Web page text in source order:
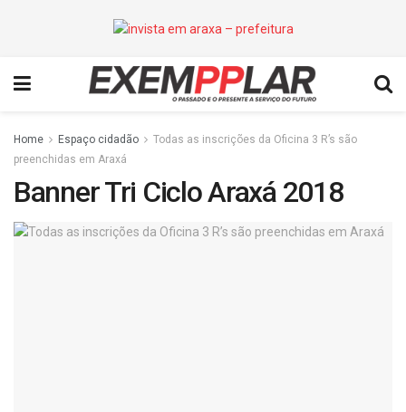
Home Espaço cidadão
Todas as inscrições da Oficina 3 R’s são
preenchidas em Araxá
Banner Tri Ciclo Araxá 2018